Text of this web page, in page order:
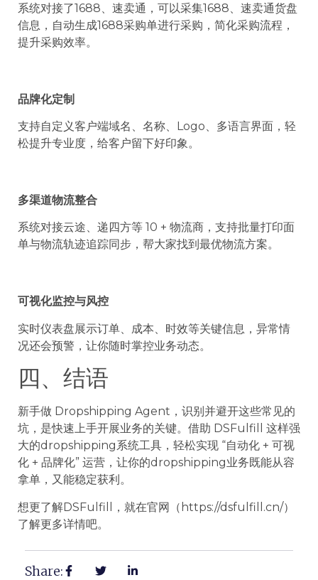
系统对接了1688、速卖通，可以采集1688、速卖通货盘
信息，自动生成1688采购单进行采购，简化采购流程，
提升采购效率。
品牌化定制
支持自定义客户端域名、名称、Logo、多语言界面，轻
松提升专业度，给客户留下好印象。
多渠道物流整合
系统对接云途、递四方等 10 + 物流商，支持批量打印面
单与物流轨迹追踪同步，帮大家找到最优物流方案。
可视化监控与风控
实时仪表盘展示订单、成本、时效等关键信息，异常情
况还会预警，让你随时掌控业务动态。
四、结语
新手做 Dropshipping Agent，识别并避开这些常见的
坑，是快速上手开展业务的关键。借助 DSFulfill 这样强
大的dropshipping系统工具，轻松实现 “自动化 + 可视
化 + 品牌化” 运营，让你的dropshipping业务既能从容
拿单，又能稳定获利。
想更了解DSFulfill，就在官网（https://dsfulfill.cn/）
了解更多详情吧。
Share: